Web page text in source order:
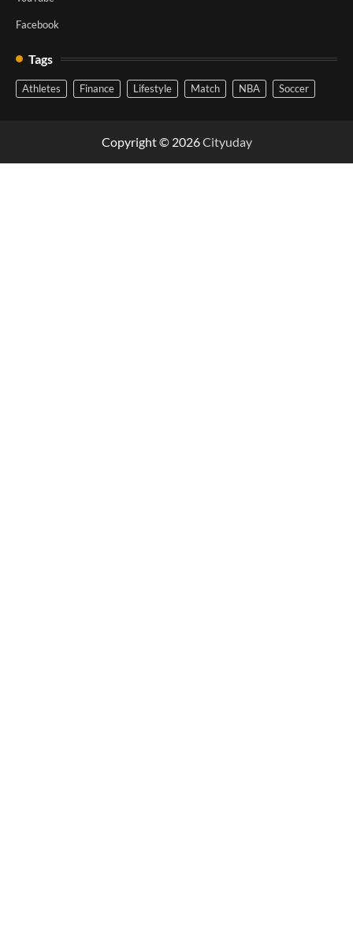
Facebook
Tags
Athletes Finance Lifestyle Match NBA Soccer
Copyright © 2026Cityuday